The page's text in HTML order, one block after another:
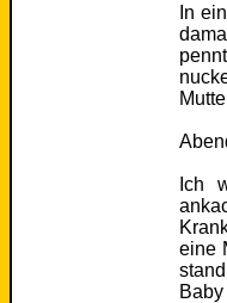
In
Ich
eine